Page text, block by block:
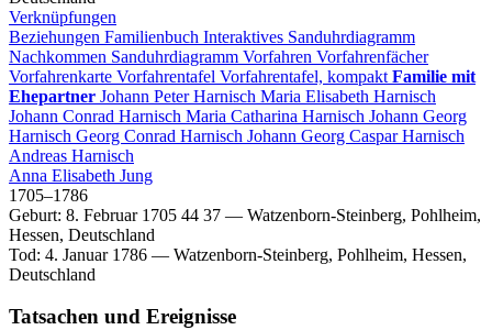
Verknüpfungen
Beziehungen Familienbuch Interaktives Sanduhrdiagramm
Nachkommen Sanduhrdiagramm Vorfahren Vorfahrenfächer
Vorfahrenkarte Vorfahrentafel Vorfahrentafel, kompakt Familie mit
Ehepartner Johann PeterHarnisch Maria Elisabeth Harnisch
Johann Conrad Harnisch Maria Catharina Harnisch Johann Georg
Harnisch Georg Conrad Harnisch Johann Georg CasparHarnisch
Andreas Harnisch
Anna Elisabeth Jung
1705–1786
Geburt: 8. Februar 1705 44 37 — Watzenborn-Steinberg, Pohlheim,
Hessen, Deutschland
Tod: 4. Januar 1786 — Watzenborn-Steinberg, Pohlheim, Hessen,
Deutschland
Tatsachen und Ereignisse